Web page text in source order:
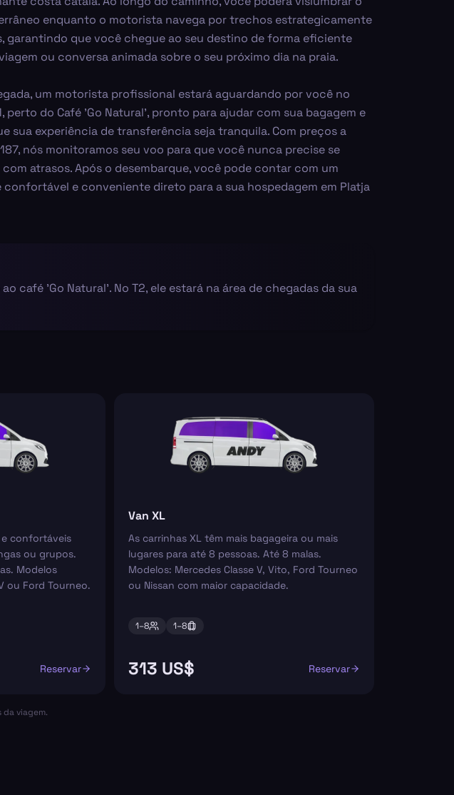
enquanto o motorista navega por trechos estrategicamente
garantindo que você chegue ao seu destino de forma eficiente
ou conversa animada sobre o seu próximo dia na praia.
um motorista profissional estará aguardando por você no
perto do Café 'Go Natural', pronto para ajudar com sua bagagem e
sua experiência de transferência seja tranquila. Com preços a
nós monitoramos seu voo para que você nunca precise se
atrasos. Após o desembarque, você pode contar com um
e conveniente direto para a sua hospedagem em Platja
café 'Go Natural'. No T2, ele estará na área de chegadas da sua
e confortáveis
ou grupos.
Modelos
ou Ford Tourneo.
Reservar
Van XL
As carrinhas XL têm mais bagageira ou mais
lugares para até 8 pessoas. Até 8 malas.
Modelos: Mercedes Classe V, Vito, Ford Tourneo
ou Nissan com maior capacidade.
1–8 1–8
313 US$ Reservar
viagem.